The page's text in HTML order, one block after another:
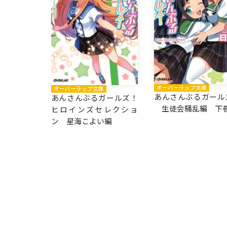
オーバーラップ文庫
あんさんぶるガールズ！
ヒロインズセレクショ
ン 星海こよい編
オーバーラップ文庫
あんさんぶるガール
生徒会騒乱編 下